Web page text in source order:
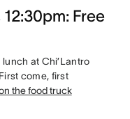
Free
at Chi’Lantro
come, first
the food truck